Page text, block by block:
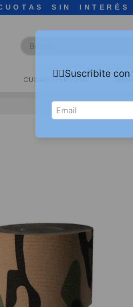
SIN INTERÉS
Buscar
CUIDADO PERSONAL
👇🏻Suscribite